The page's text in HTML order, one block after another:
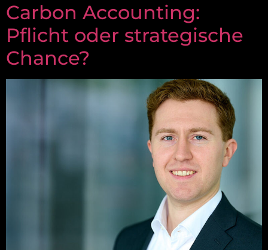
Carbon Accounting:
Pflicht oder strategische
Chance?